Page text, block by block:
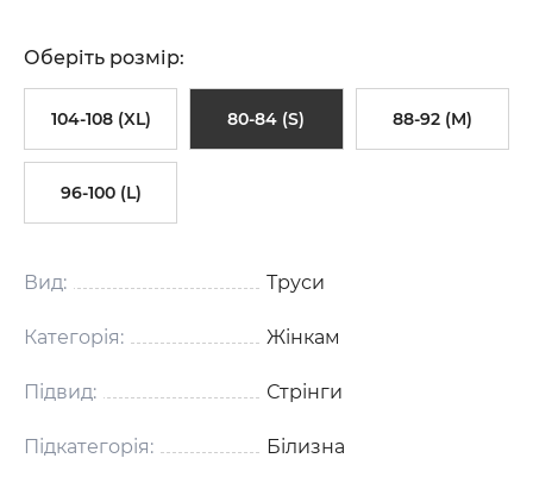
Оберіть розмір:
104-108 (XL) 80-84 (S) 88-92 (M)
96-100 (L)
Вид: Труси
Категорія: Жінкам
Підвид: Стрінги
Підкатегорія: Білизна